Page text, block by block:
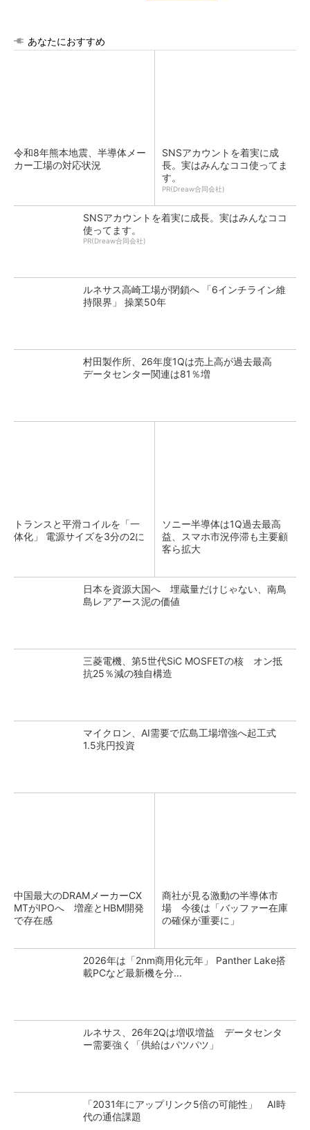
あなたにおすすめ
令和8年熊本地震、半導体メー
カー工場の対応状況
SNSアカウントを着実に成
長。実はみんなココ使ってま
す。
PR(Dreaw合同会社)
SNSアカウントを着実に成長。実はみんなココ
使ってます。
PR(Dreaw合同会社)
ルネサス高崎工場が閉鎖へ 「6インチライン維
持限界」 操業50年
村田製作所、26年度1Qは売上高が過去最高
データセンター関連は81％増
トランスと平滑コイルを「一
体化」 電源サイズを3分の2に
ソニー半導体は1Q過去最高
益、スマホ市況停滞も主要顧
客ら拡大
日本を資源大国へ 埋蔵量だけじゃない、南鳥
島レアアース泥の価値
三菱電機、第5世代SiC MOSFETの核 オン抵
抗25％減の独自構造
マイクロン、AI需要で広島工場増強へ起工式
1.5兆円投資
中国最大のDRAMメーカーCX
MTがIPOへ 増産とHBM開発
で存在感
商社が見る激動の半導体市
場 今後は「バッファー在庫
の確保が重要に」
2026年は「2nm商用化元年」 Panther Lake搭
載PCなど最新機を分...
ルネサス、26年2Qは増収増益 データセンタ
ー需要強く「供給はパツパツ」
「2031年にアップリンク5倍の可能性」 AI時
代の通信課題